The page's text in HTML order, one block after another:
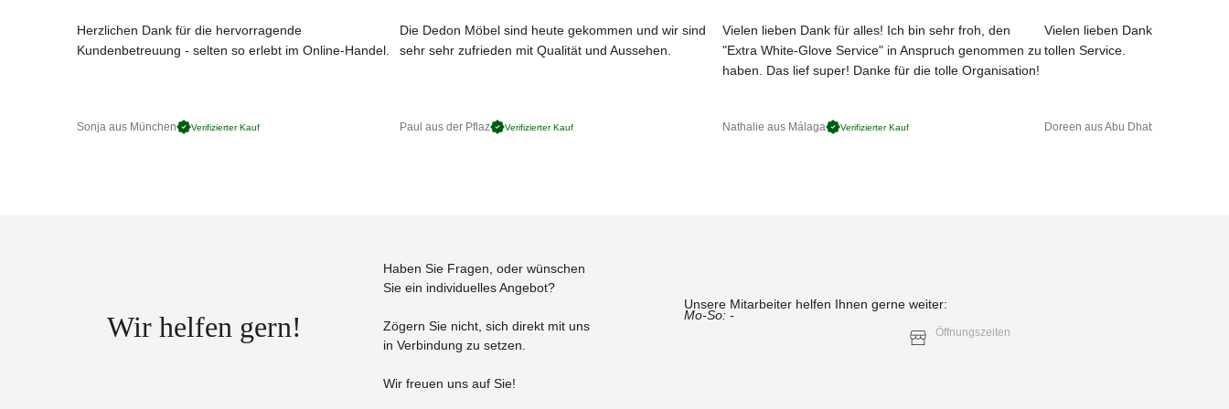
Varaschin Möbelkollektionen werden aus wetterfesten Materialien hergestellt.
Das gilt ebenso auch für die Kissen und Polster.
Produkteigenschaften
Die Kollektion ist beständig gegen Sonnenlicht und Regen. Die Möbel sollten regelmäßig instandgehalten und im
Falle von besonders schlechten Witterungsbedingungen (Eis, Hagel, Temperaturschwankungen, anhaltende
von der sorgfältigen Pflege ab. Bei Aluminium- und Stahlprodukten (430 , 304EP , 316), auch wenn durch
JETZT MUSTER BESTELLEN
Herzlichen Dank für die hervorragende
Kundenbetreuung - selten so erlebt im Online-Handel.
Sonja aus München Verifizierter Kauf
Die Dedon Möbel sind heute gekommen und wir sind
sehr sehr zufrieden mit Qualität und Aussehen.
Paul aus der Pflaz Verifizierter Kauf
Vielen lieben Dank für alles! Ich bin sehr froh, den
"Extra White-Glove Service" in Anspruch genommen zu
haben. Das lief super! Danke für die tolle Organisation!
Nathalie aus Málaga Verifizierter Kauf
Vielen lieben Dank für das
tollen Service.
Doreen aus Abu Dhabi
Wir helfen gern!
Haben Sie Fragen, oder wünschen
Sie ein individuelles Angebot?
Zögern Sie nicht, sich direkt mit uns
in Verbindung zu setzen.
Wir freuen uns auf Sie!
Unsere Mitarbeiter helfen Ihnen gerne weiter:
Mo-So: -
Öffnungszeiten